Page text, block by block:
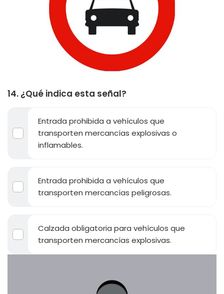
14. ¿Qué indica esta señal?
Entrada prohibida a vehículos que
transporten mercancías explosivas o
inflamables.
Entrada prohibida a vehículos que
transporten mercancías peligrosas.
Calzada obligatoria para vehículos que
transporten mercancías explosivas.